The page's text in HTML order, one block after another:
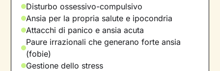
Disturbo ossessivo-compulsivo
Ansia per la propria salute e ipocondria
Attacchi di panico e ansia acuta
Paure irrazionali che generano forte ansia
(fobie)
Gestione dello stress